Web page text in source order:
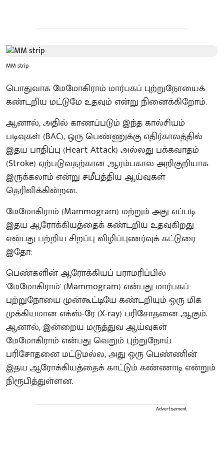
MM strip
பொதுவாக மேமோகிராம் மார்பகப் புற்றுநோயைக்
கண்டறிய மட்டுமே உதவும் என்று நினைக்கிறோம்.
ஆனால், அதில் காணப்படும் இந்த கால்சியம்
படிவுகள் (BAC), ஒரு பெண்ணுக்கு எதிர்காலத்தில்
இதய பாதிப்பு (Heart Attack) அல்லது பக்கவாதம்
(Stroke) ஏற்படுவதற்கான ஆரம்பகால அறிகுறியாக
இருக்கலாம் என்று சமீபத்திய ஆய்வுகள்
தெரிவிக்கின்றன.
மேமோகிராம் (Mammogram) மற்றும் அது எப்படி
இதய ஆரோக்கியத்தைக் கண்டறிய உதவுகிறது
என்பது பற்றிய சிறப்பு விழிப்புணர்வுக் கட்டுரை
இதோ:
பெண்களின் ஆரோக்கியப் பராமரிப்பில்
'மேமோகிராம்' (Mammogram) என்பது மார்பகப்
புற்றுநோயை முன்கூட்டியே கண்டறியும் ஒரு மிக
முக்கியமான எக்ஸ்-ரே (X-ray) பரிசோதனை ஆகும்.
ஆனால், இன்றைய மருத்துவ ஆய்வுகள்
மேமோகிராம் என்பது வெறும் புற்றுநோய்
பரிசோதனை மட்டுமல்ல, அது ஒரு பெண்ணின்
இதய ஆரோக்கியத்தைக் காட்டும் கண்ணாடி என்றும்
நிரூபித்துள்ளன.
Advertisement